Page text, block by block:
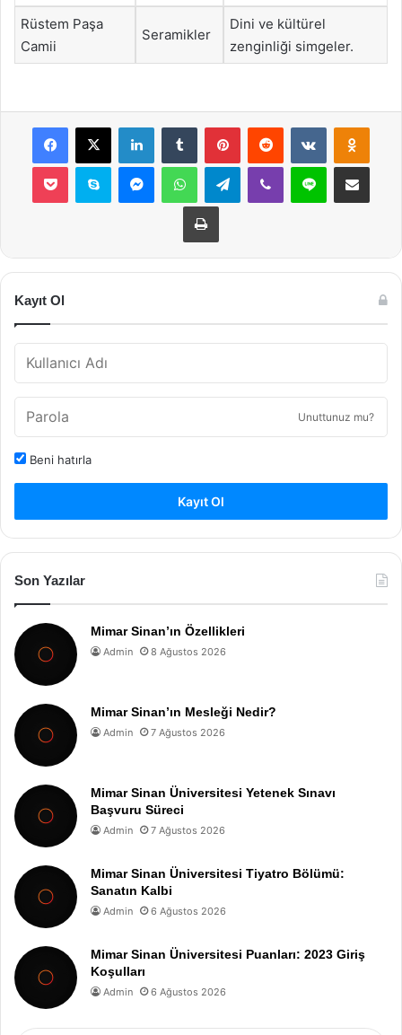
Rüstem Paşa
Camii
Seramikler
Dini ve kültürel
zenginliği simgeler.
Facebook
X LinkedInTumblr PinterestReddit VKontakte
Pocket Skype MessengerWhatsAppTelegramViber Line E-Posta ile
Yazdır
Kayıt Ol
Unuttunuz mu?
Beni hatırla
Kayıt Ol
Son Yazılar
Mimar Sinan’ın Özellikleri
Admin 8 Ağustos 2026
Mimar Sinan’ın Mesleği Nedir?
Admin 7 Ağustos 2026
Mimar Sinan Üniversitesi Yetenek Sınavı
Başvuru Süreci
Admin 7 Ağustos 2026
Mimar Sinan Üniversitesi Tiyatro Bölümü:
Sanatın Kalbi
Admin 6 Ağustos 2026
Mimar Sinan Üniversitesi Puanları: 2023 Giriş
Koşulları
Admin 6 Ağustos 2026